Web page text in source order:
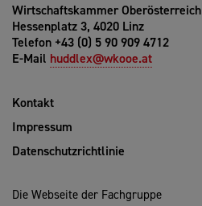
Wirtschaftskammer Oberösterreich
Hessenplatz 3, 4020 Linz
Telefon +43 (0) 5 90 909 4712
E-Mail huddlex@wkooe.at
Kontakt
Impressum
Datenschutzrichtlinie
Die Webseite der Fachgruppe